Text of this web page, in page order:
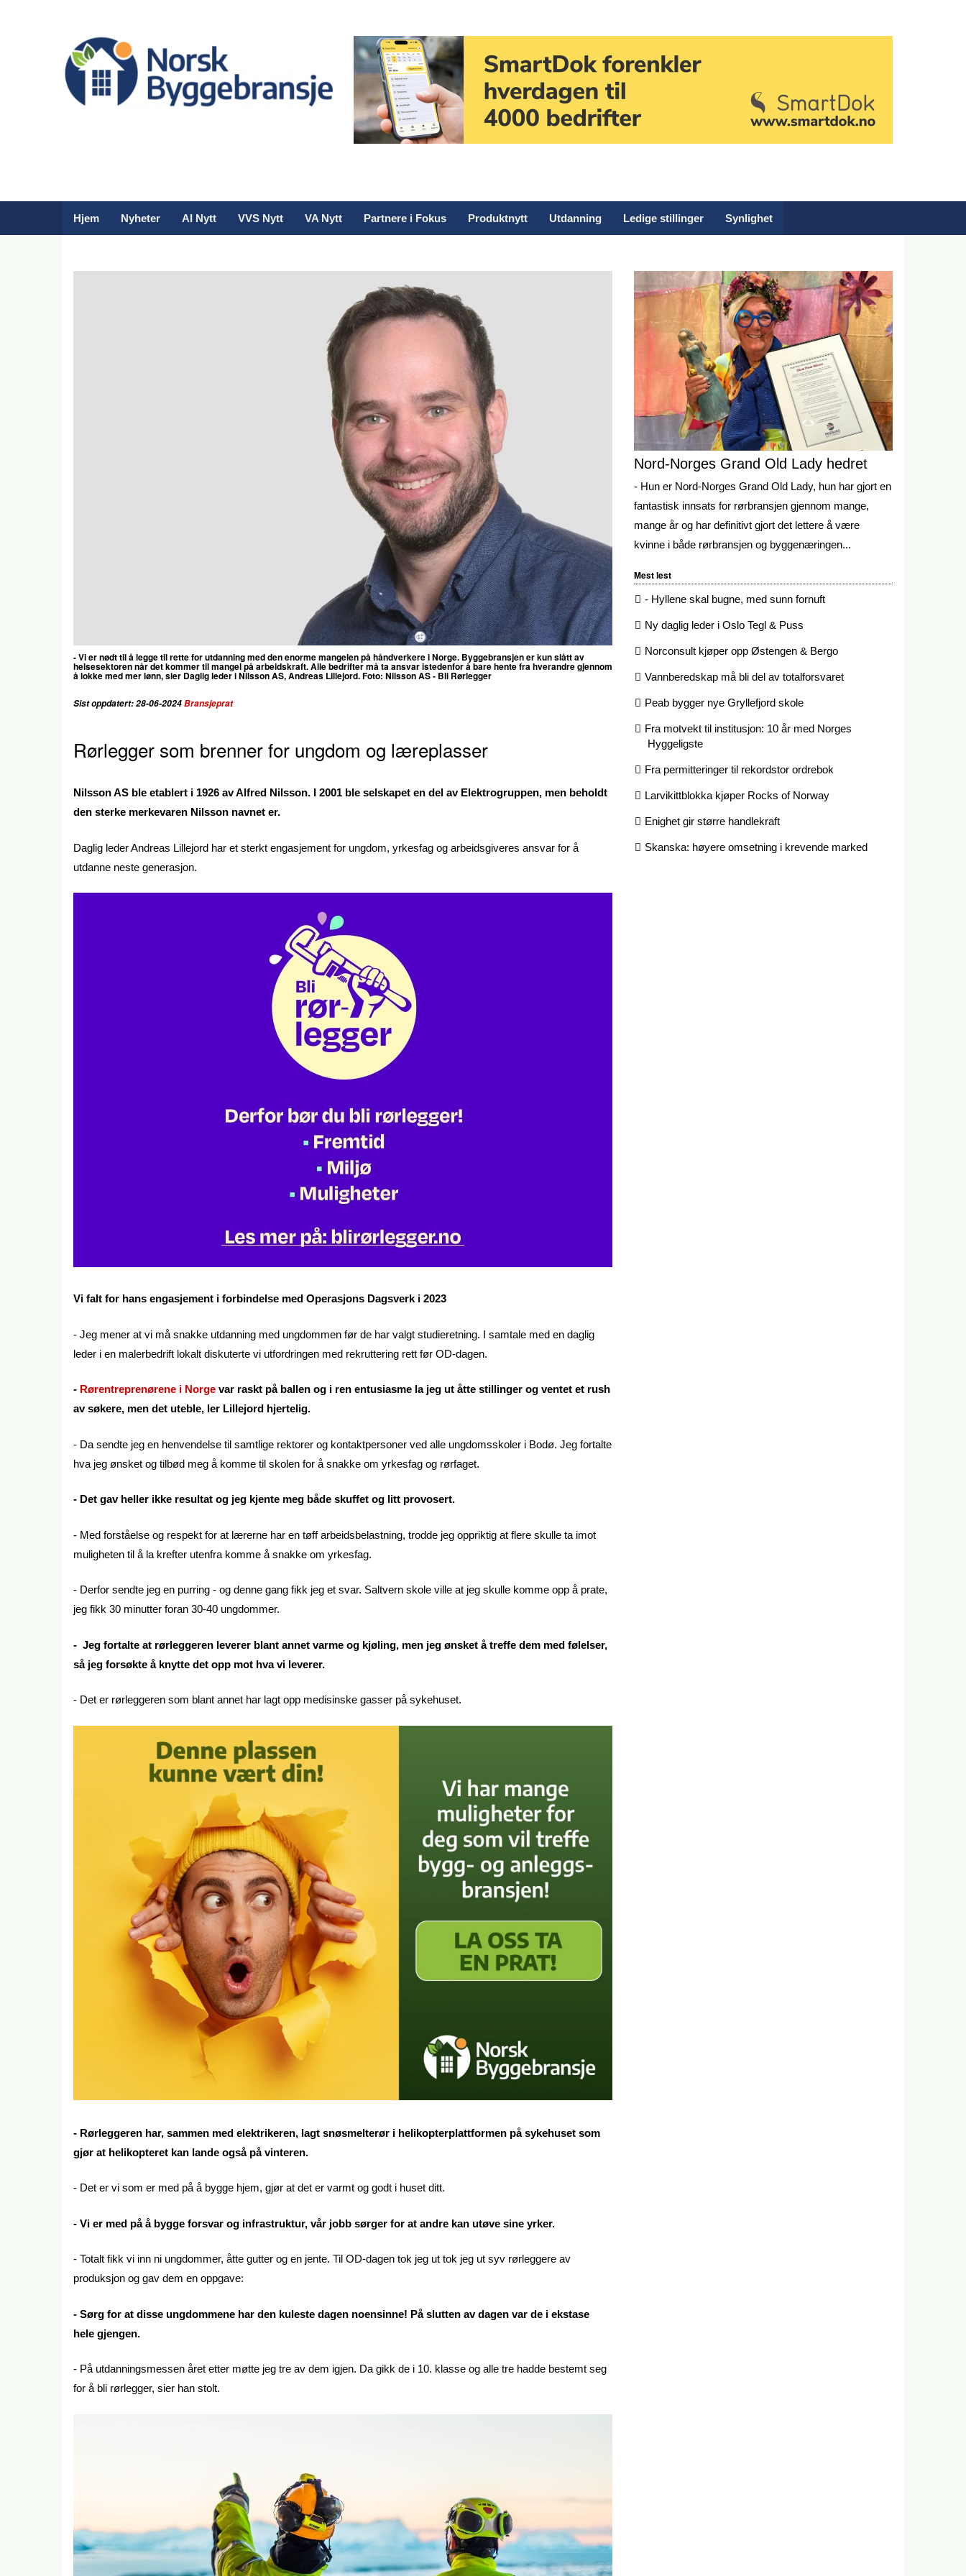
Hjem Nyheter AI Nytt VVS Nytt VA Nytt Partnere i Fokus Produktnytt Utdanning Ledige stillinger Synlighet
- Vi er nødt til å legge til rette for utdanning med den enorme mangelen på håndverkere i Norge. Byggebransjen er kun slått av
helsesektoren når det kommer til mangel på arbeidskraft.Alle bedrifter må ta ansvar istedenfor å bare hente fra hverandre gjennom
å lokke med mer lønn, sier Daglig leder i Nilsson AS, Andreas Lillejord. Foto: Nilsson AS - Bli Rørlegger
Sist oppdatert: 28-06-2024Bransjeprat
Rørlegger som brenner for ungdom og læreplasser
Nilsson AS ble etablert i 1926 av Alfred Nilsson. I 2001 ble selskapet en del av Elektrogruppen, men beholdt
den sterke merkevaren Nilsson navnet er.
Daglig leder Andreas Lillejord har et sterkt engasjement for ungdom, yrkesfag og arbeidsgiveres ansvar for å
utdanne neste generasjon.
Vi falt for hans engasjement i forbindelse med Operasjons Dagsverk i 2023
- Jeg mener at vi må snakke utdanning med ungdommen før de har valgt studieretning. I samtale med en daglig
leder i en malerbedrift lokalt diskuterte vi utfordringen med rekruttering rett før OD-dagen.
- Rørentreprenørene i Norge var raskt på ballen og i ren entusiasme la jeg ut åtte stillinger og ventet et rush
av søkere, men det uteble, ler Lillejord hjertelig.
- Da sendte jeg en henvendelse til samtlige rektorer og kontaktpersoner ved alle ungdomsskoler i Bodø. Jeg fortalte
hva jeg ønsket og tilbød meg å komme til skolen for å snakke om yrkesfag og rørfaget.
- Det gav heller ikke resultat og jeg kjente meg både skuffet og litt provosert.
- Med forståelse og respekt for at lærerne har en tøff arbeidsbelastning, trodde jeg oppriktig at flere skulle ta imot
muligheten til å la krefter utenfra komme å snakke om yrkesfag.
- Derfor sendte jeg en purring - og denne gang fikk jeg et svar. Saltvern skole ville at jeg skulle komme opp å prate,
jeg fikk 30 minutter foran 30-40 ungdommer.
- Jeg fortalte at rørleggeren leverer blant annet varme og kjøling, men jeg ønsket å treffe dem med følelser,
så jeg forsøkte å knytte det opp mot hva vi leverer.
- Det er rørleggeren som blant annet har lagt opp medisinske gasser på sykehuset.
- Rørleggeren har, sammen med elektrikeren, lagt snøsmelterør i helikopterplattformen på sykehuset som
gjør at helikopteret kan lande også på vinteren.
- Det er vi som er med på å bygge hjem, gjør at det er varmt og godt i huset ditt.
- Vi er med på å bygge forsvar og infrastruktur, vår jobb sørger for at andre kan utøve sine yrker.
- Totalt fikk vi inn ni ungdommer, åtte gutter og en jente. Til OD-dagen tok jeg ut tok jeg ut syv rørleggere av
produksjon og gav dem en oppgave:
- Sørg for at disse ungdommene har den kuleste dagen noensinne! På slutten av dagen var de i ekstase
hele gjengen.
- På utdanningsmessen året etter møtte jeg tre av dem igjen. Da gikk de i 10. klasse og alle tre hadde bestemt seg
for å bli rørlegger, sier han stolt.
Nord-Norges Grand Old Lady hedret
- Hun er Nord-Norges Grand Old Lady, hun har gjort en
fantastisk innsats for rørbransjen gjennom mange,
mange år og har definitivt gjort det lettere å være
kvinne i både rørbransjen og byggenæringen...
Mest lest
- Hyllene skal bugne, med sunn fornuft
Ny daglig leder i Oslo Tegl & Puss
Norconsult kjøper opp Østengen & Bergo
Vannberedskap må bli del av totalforsvaret
Peab bygger nye Gryllefjord skole
Fra motvekt til institusjon: 10 år med Norges
Hyggeligste
Fra permitteringer til rekordstor ordrebok
Larvikittblokka kjøper Rocks of Norway
Enighet gir større handlekraft
Skanska: høyere omsetning i krevende marked